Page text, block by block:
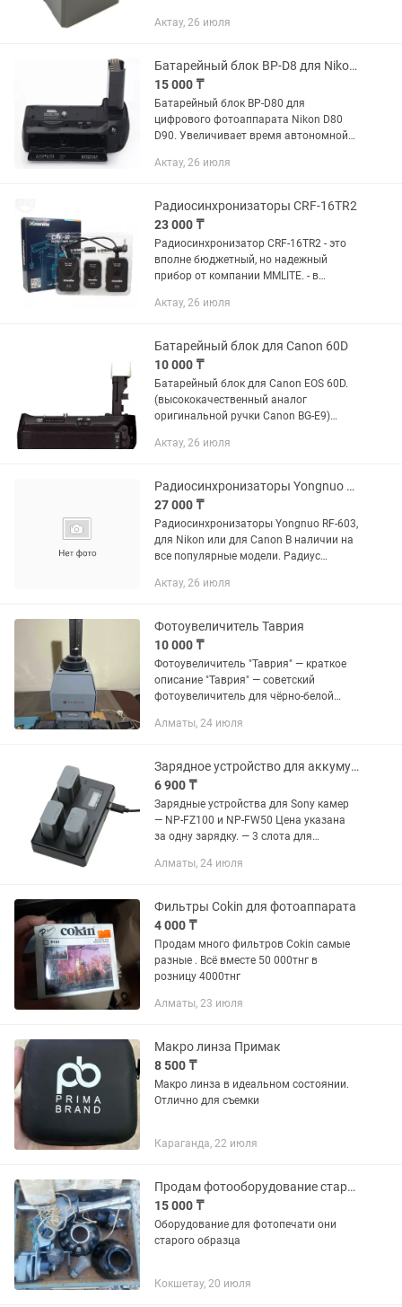
Актау, 26 июля
Батарейный блок BP-D8 для Nikon D80/D90
15 000 ₸
Батарейный блок BP-D80 для
цифрового фотоаппарата Nikon D80
D90. Увеличивает время автономной
рукоятки батарейного блока позволяет
Актау, 26 июля
Радиосинхронизаторы CRF-16TR2
23 000 ₸
Радиосинхронизатор CRF-16TR2 - это
вполне бюджетный, но надежный
прибор от компании MMLITE. - в
- рабочая частота 433 Мгц, 16-каналов
Актау, 26 июля
Батарейный блок для Canon 60D
10 000 ₸
Батарейный блок для Canon EOS 60D.
(высококачественный аналог
оригинальной ручки Canon BG-E9)
цифровых фотоаппаратов Canon EOS
функциональным...
Актау, 26 июля
Радиосинхронизаторы Yongnuo RF-603 N1 N2 N3 C1 C3
27 000 ₸
Радиосинхронизаторы Yongnuo RF-603,
для Nikon или для Сanon В наличии на
все популярные модели. Радиус
Один синхронизатор работает и как
Актау, 26 июля
Фотоувеличитель Таврия
10 000 ₸
Фотоувеличитель "Таврия" — краткое
описание "Таврия" — советский
фотоувеличитель для чёрно-белой
мм. Предназначен для использования
Алматы, 24 июля
Зарядное устройство для аккумуляторов NP-FZ100
6 900 ₸
Зарядные устройства для Sony камер
— NP-FZ100 и NP-FW50 Цена указана
за одну зарядку. — 3 слота для
с индикацией уровня заряда —
Алматы, 24 июля
Фильтры Соkin для фотоаппарата
4 000 ₸
Продам много фильтров Cokin самые
разные . Всё вместе 50 000тнг в
розницу 4000тнг
Алматы, 23 июля
Макро линза Примак
8 500 ₸
Макро линза в идеальном состоянии.
Отлично для съемки
Караганда, 22 июля
Продам фотооборудование старого образца Совдепия
15 000 ₸
Оборудование для фотопечати они
старого образца
Кокшетау, 20 июля